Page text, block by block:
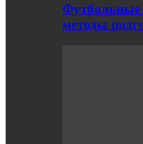
Футбольные
методы